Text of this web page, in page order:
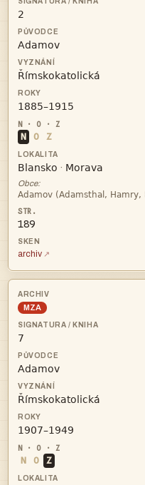




N O Z
 · 
Obce:
189
archiv
MZA




N O Z